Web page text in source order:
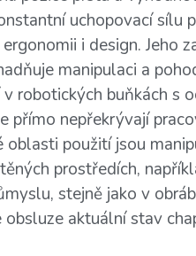
uchopovací sílu
i design. Jeho
manipulaci a
robotických buňkách s
přímo nepřekrývají
oblasti použití jsou
prostředích,
stejně jako v
obsluze aktuální stav